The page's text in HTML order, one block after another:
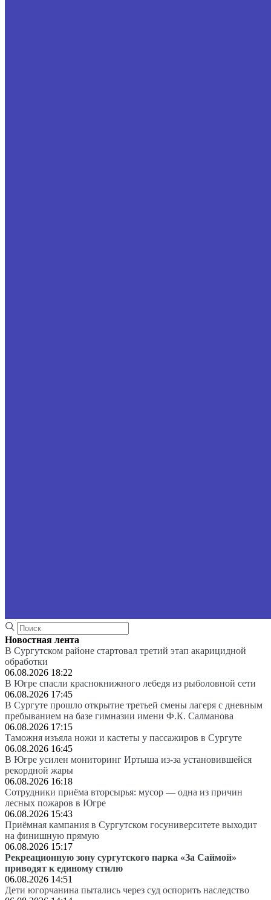
Новостная лента
В Сургутском районе стартовал третий этап акарицидной
обработки
06.08.2026 18:22
В Югре спасли краснокнижного лебедя из рыболовной сети
06.08.2026 17:45
В Сургуте прошло открытие третьей смены лагеря с дневным
пребыванием на базе гимназии имени Ф.К. Салманова
06.08.2026 17:15
Таможня изъяла ножи и кастеты у пассажиров в Сургуте
06.08.2026 16:45
В Югре усилен мониторинг Иртыша из-за установившейся
рекордной жары
06.08.2026 16:18
Сотрудники приёма вторсырья: мусор — одна из причин
лесных пожаров в Югре
06.08.2026 15:43
Приёмная кампания в Сургутском госуниверситете выходит
на финишную прямую
06.08.2026 15:17
Рекреационную зону сургутского парка «За Саймой»
приводят к единому стилю
06.08.2026 14:51
Дети югорчанина пытались через суд оспорить наследство